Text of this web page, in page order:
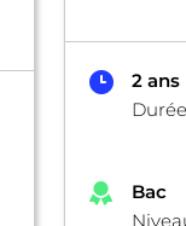
2 ans
Durée
Bac